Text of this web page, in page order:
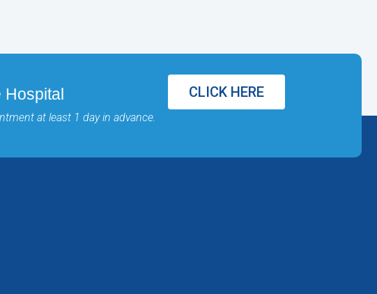
Hospital
at least 1 day in advance.
CLICK HERE